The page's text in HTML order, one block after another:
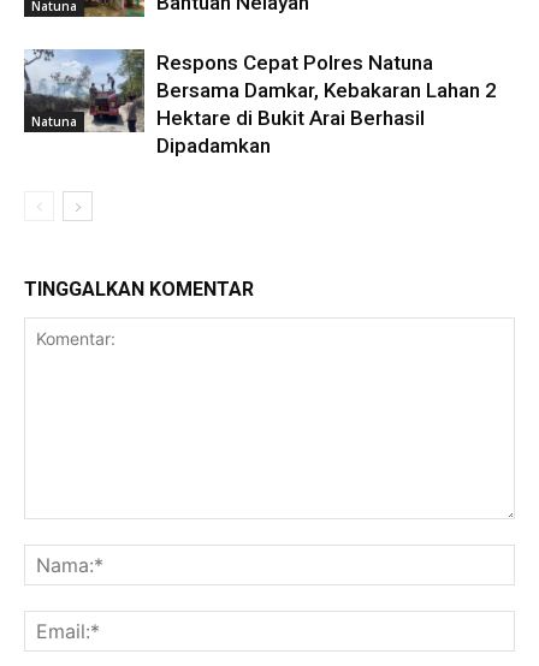
Natuna
Natuna
Respons Cepat Polres Natuna
Bersama Damkar, Kebakaran Lahan 2
Hektare di Bukit Arai Berhasil
Dipadamkan
TINGGALKAN KOMENTAR